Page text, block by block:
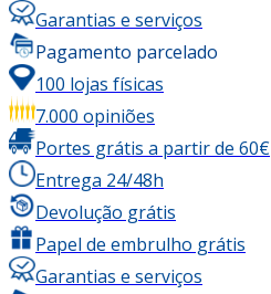
Garantias e serviços
Pagamento parcelado
100 lojas físicas
7.000 opiniões
Portes grátis a partir de 60€
Entrega 24/48h
Devolução grátis
Papel de embrulho grátis
Garantias e serviços